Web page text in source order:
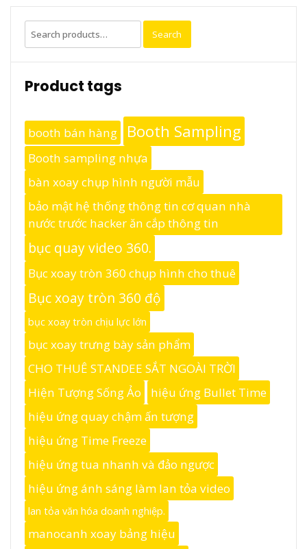
Search
for:
Search
Product tags
booth bán hàng Booth Sampling
Booth sampling nhựa
bàn xoay chụp hình người mẫu
bảo mật hệ thống thông tin cơ quan nhà
nước trước hacker ăn cắp thông tin
bục quay video 360.
Bục xoay tròn 360 chụp hình cho thuê
Bục xoay tròn 360 độ
bục xoay tròn chịu lực lớn
bục xoay trưng bày sản phẩm
CHO THUÊ STANDEE SẮT NGOÀI TRỜI
Hiện Tượng Sống Ảo
hiệu ứng Bullet Time
hiệu ứng quay chậm ấn tượng
hiệu ứng Time Freeze
hiệu ứng tua nhanh và đảo ngược
hiệu ứng ánh sáng làm lan tỏa video
lan tỏa văn hóa doanh nghiệp.
manocanh xoay bảng hiệu